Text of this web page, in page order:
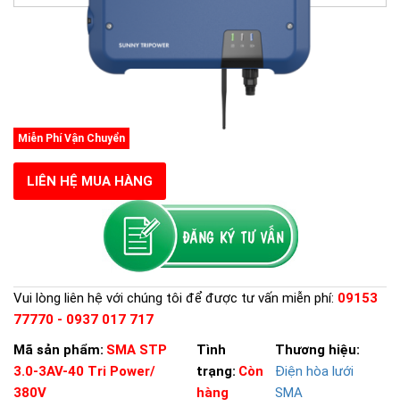
Miễn Phí Vận Chuyển
LIÊN HỆ MUA HÀNG
Vui lòng liên hệ với chúng tôi để được tư vấn miễn phí: 09153
77770 - 0937 017 717
Mã sản phẩm: SMA STP
3.0-3AV-40 Tri Power/
380V
Tình
trạng: Còn
hàng
Thương hiệu:
Điện hòa lưới
SMA